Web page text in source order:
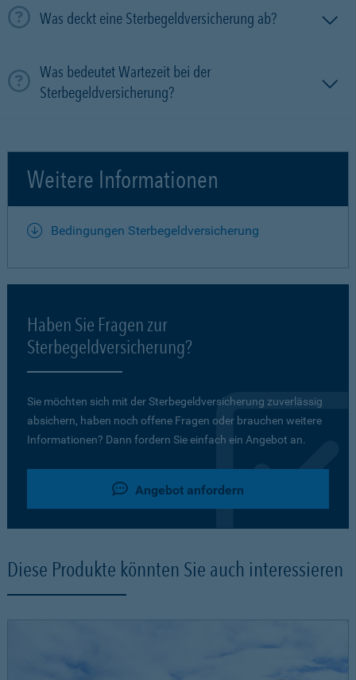
Was deckt eine Sterbegeldversicherung ab?
Was bedeutet Wartezeit bei der
Sterbegeldversicherung?
Weitere Informationen
Bedingungen Sterbegeldversicherung
Haben Sie Fragen zur
Sterbegeldversicherung?
Sie möchten sich mit der Sterbegeldversicherung zuverlässig
absichern, haben noch offene Fragen oder brauchen weitere
Informationen? Dann fordern Sie einfach ein Angebot an.
Angebot anfordern
Diese Produkte könnten Sie auch interessieren